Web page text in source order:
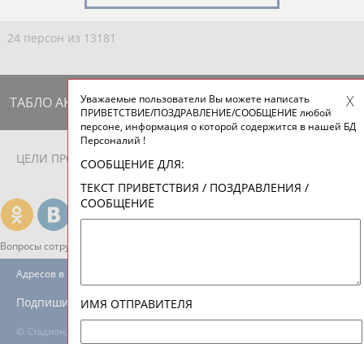
24 персон из 13181
ТАБЛО АКТИВНОСТИ
ЦЕЛИ ПРОЕКТА КОНТАКТЫ
Вопросы сотрудничества и совместной деятельности
© Стадион, 1998-2026
Адресов в новостной рассылке: 996
Подпишись
Уважаемые пользователи Вы можете написать
ПРИВЕТСТВИЕ/ПОЗДРАВЛЕНИЕ/СООБЩЕНИЕ любой
персоне, информация о которой содержится в нашей БД
Персоналий !
СООБЩЕНИЕ ДЛЯ:
ТЕКСТ ПРИВЕТСТВИЯ / ПОЗДРАВЛЕНИЯ /
СООБЩЕНИЕ
ИМЯ ОТПРАВИТЕЛЯ